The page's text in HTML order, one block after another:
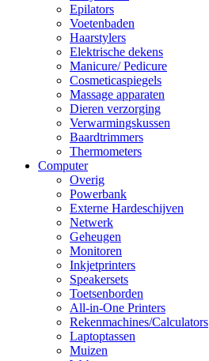
Epilators
Voetenbaden
Haarstylers
Elektrische dekens
Manicure/ Pedicure
Cosmeticaspiegels
Massage apparaten
Dieren verzorging
Verwarmingskussen
Baardtrimmers
Thermometers
Computer
Overig
Powerbank
Externe Hardeschijven
Netwerk
Geheugen
Monitoren
Inkjetprinters
Speakersets
Toetsenborden
All-in-One Printers
Rekenmachines/Calculators
Laptoptassen
Muizen